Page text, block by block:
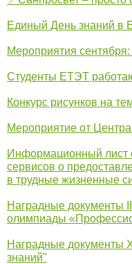
Единый День знаний в
Мероприятия
Студенты ЕТЭТ
Конкурс рисунков на
Мероприятие от
Информационный лист
сервисов о
в трудные жизненные
Наградные документы
олимпиады
Наградные документы
знаний"